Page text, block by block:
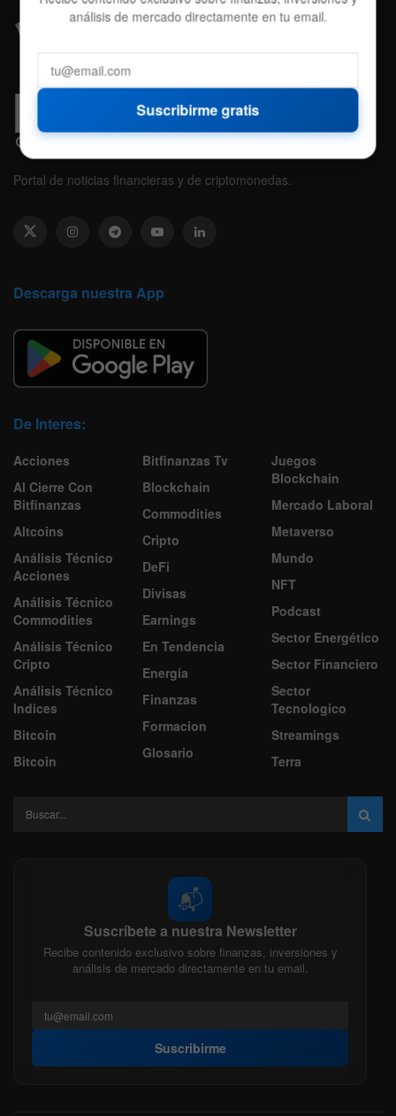
Portal de noticias financieras y de criptomonedas.
Descarga nuestra App
De Interes:
Acciones
Al Cierre Con
Bitfinanzas
Altcoins
Análisis Técnico
Acciones
Análisis Técnico
Commodities
Análisis Técnico
Cripto
Análisis Técnico
Indices
Bitcoin
Bitcoin
Bitfinanzas Tv
Blockchain
Commodities
Cripto
DeFi
Divisas
Earnings
En Tendencia
Energía
Finanzas
Formacion
Glosario
Juegos
Blockchain
Mercado Laboral
Metaverso
Mundo
NFT
Podcast
Sector Energético
Sector Financiero
Sector
Tecnologico
Streamings
Terra
📬
Suscríbete a nuestra Newsletter
Recibe contenido exclusivo sobre finanzas, inversiones y
análisis de mercado directamente en tu email.
Suscribirme
análisis de mercado directamente en tu email.
Suscribirme gratis